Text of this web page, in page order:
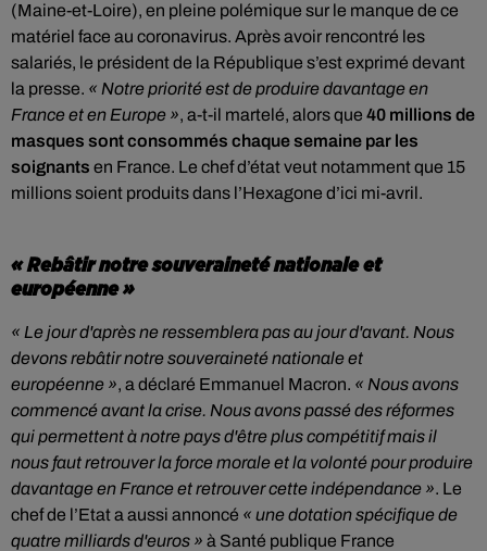
(Maine-et-Loire), en pleine polémique sur le manque de ce
matériel face au coronavirus. Après avoir rencontré les
salariés, le président de la République s’est exprimé devant
la presse. « Notre priorité est de produire davantage en
France et en Europe », a-t-il martelé, alors que 40 millions de
masques sont consommés chaque semaine par les
soignants en France. Le chef d’état veut notamment que 15
millions soient produits dans l’Hexagone d’ici mi-avril.
« Rebâtir notre souveraineté nationale et
européenne »
« Le jour d'après ne ressemblera pas au jour d'avant. Nous
devons rebâtir notre souveraineté nationale et
européenne », a déclaré Emmanuel Macron. « Nous avons
commencé avant la crise. Nous avons passé des réformes
qui permettent à notre pays d'être plus compétitif mais il
nous faut retrouver la force morale et la volonté pour produire
davantage en France et retrouver cette indépendance ». Le
chef de l’Etat a aussi annoncé « une dotation spécifique de
quatre milliards d'euros » à Santé publique France